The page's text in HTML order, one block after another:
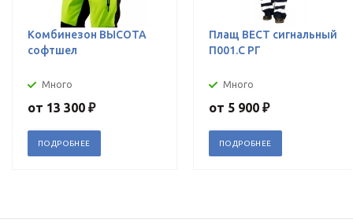
Комбинезон ВЫСОТА
софтшел
Много
от 13 300 ₽
ПОДРОБНЕЕ
Плащ ВЕСТ сигнальный
П001.С РГ
Много
от 5 900 ₽
ПОДРОБНЕЕ